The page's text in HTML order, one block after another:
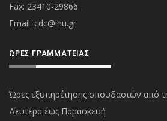
Fax: 23410-29866
Εmail: cdc@ihu.gr
ΏΡΕΣ ΓΡΑΜΜΑΤΕΊΑΣ
Ώρες εξυπηρέτησης σπουδαστών από
Δευτέρα έως Παρασκευή